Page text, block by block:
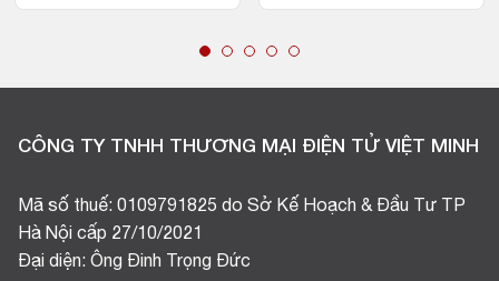
CÔNG TY TNHH THƯƠNG MẠI ĐIỆN TỬ VIỆT MINH
Mã số thuế: 0109791825 do Sở Kế Hoạch & Đầu Tư TP
Hà Nội cấp 27/10/2021
Đại diện: Ông Đinh Trọng Đức